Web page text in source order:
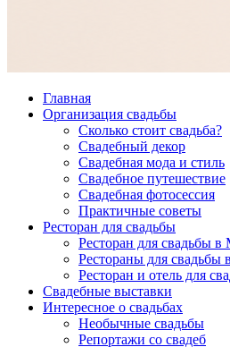
Главная
Организация свадьбы
Сколько стоит свадьба?
Свадебный декор
Свадебная мода и стиль
Свадебное путешествие
Свадебная фотосессия
Практичные советы
Ресторан для свадьбы
Ресторан для свадьбы в
Рестораны для свадьбы
Ресторан и отель для
Свадебные выставки
Интересное о свадьбах
Необычные свадьбы
Репортажи со свадеб